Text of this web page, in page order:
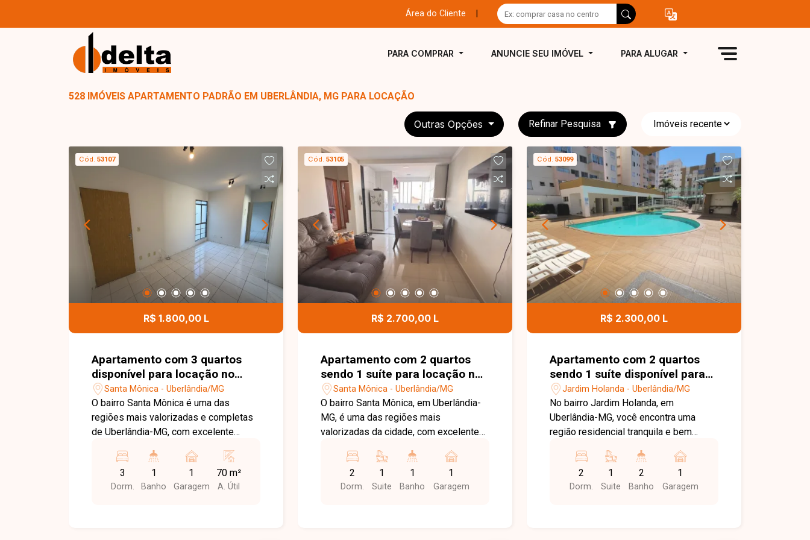
Área do Cliente
PARA COMPRAR ANUNCIE SEU IMÓVEL PARA ALUGAR
528 IMÓVEIS APARTAMENTO PADRÃO EM UBERLÂNDIA, MG PARA LOCAÇÃO
Outras Opções Refinar Pesquisa
Cód. 53107
R$ 1.800,00 L
Apartamento com 3 quartos
disponível para locação no
bairro Santa Mônica em
Uberlândia-MG
Santa Mônica - Uberlândia/MG
O bairro Santa Mônica é uma das
regiões mais valorizadas e completas
de Uberlândia-MG, com excelente
comércios, supermercados, escolas,
universidades, serviços e principais
vias da cidade, oferecendo praticidade
3
Dorm.
1
Banho
1
Garagem
70 m²
A. Útil
Cód. 53105
R$ 2.700,00 L
Apartamento com 2 quartos
sendo 1 suíte para locação no
bairro Santa Mônica em
Uberlândia-MG
Santa Mônica - Uberlândia/MG
O bairro Santa Mônica, em Uberlândia-
MG, é uma das regiões mais
valorizadas da cidade, com excelente
especialmente por sua proximidade à
Universidade Federal de Uberlândia
(UFU). A região conta com ampla oferta
2
Dorm.
1
Suite
1
Banho
1
Garagem
Cód. 53099
R$ 2.300,00 L
Apartamento com 2 quartos
sendo 1 suíte disponível para
locação no bairro Jardim
Holanda em Uberlândia-MG
Jardim Holanda - Uberlândia/MG
No bairro Jardim Holanda, em
Uberlândia-MG, você encontra uma
região residencial tranquila e bem
principais vias da cidade e proximidade
com supermercados, escolas,
farmácias e diversos comércios,
2
Dorm.
1
Suite
2
Banho
1
Garagem